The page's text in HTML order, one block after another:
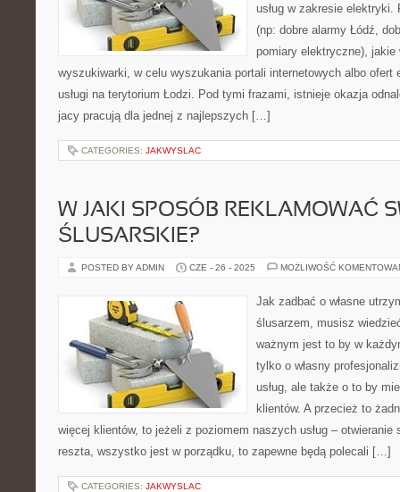
usług w zakresie
(np: dobre alarmy Łódź,
pomiary elektryczne), jakie
wyszukiwarki, w celu wyszukania portali internetowych albo ofert
usługi na terytorium Łodzi. Pod tymi frazami, istnieje okazja
jacy pracują dla jednej z najlepszych […]
CATEGORIES: JAKWYSLAC
W JAKI SPOSÓB REKLAMOWAĆ
ŚLUSARSKIE?
POSTED BY ADMIN CZE - 26 - 2025 MOŻLIWOŚĆ
Jak zadbać o własne
ślusarzem, musisz
ważnym jest to by w
tylko o własny
usług, ale także o to by
klientów. A przecież to
więcej klientów, to jeżeli z poziomem naszych usług – otwieranie
reszta, wszystko jest w porządku, to zapewne będą polecali […]
CATEGORIES: JAKWYSLAC